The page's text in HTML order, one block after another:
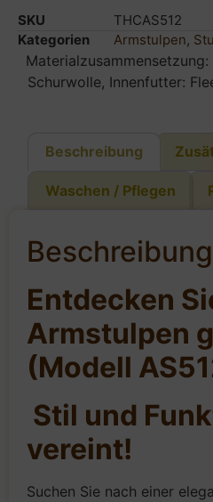
SKU
THCAS512
Kategorien
Armstulpen,
Schurwolle, Innenfutter:
Beschreibung
Waschen / Pflegen
Beschreibung
Entdecken
Armstulpen
(Modell
Stil und
vereint!
Suchen Sie nach einer